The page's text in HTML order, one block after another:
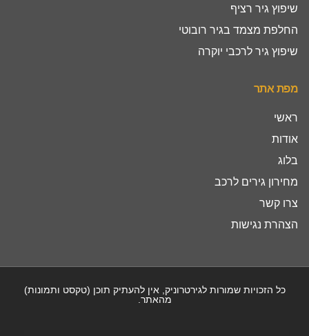
שיפוץ גיר רציף
החלפת מצמד בגיר רובוטי
שיפוץ גיר לרכבי יוקרה
מפת אתר
ראשי
אודות
בלוג
מחירון גירים לרכב
צרו קשר
הצהרת נגישות
כל הזכויות שמורות לגירטרוניק, אין להעתיק תוכן (טקסט ותמונות)
מהאתר.